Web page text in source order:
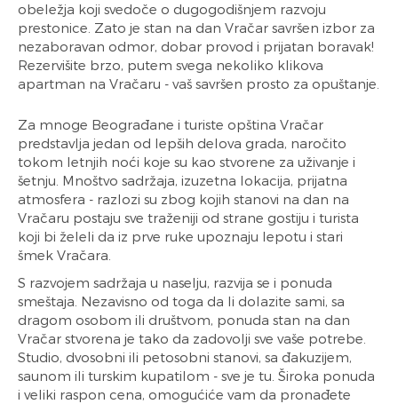
obeležja koji svedoče o dugogodišnjem razvoju
prestonice. Zato je stan na dan Vračar savršen izbor za
nezaboravan odmor, dobar provod i prijatan boravak!
Rezervišite brzo, putem svega nekoliko klikova
apartman na Vračaru - vaš savršen prosto za opuštanje.
Za mnoge Beograđane i turiste opština Vračar
predstavlja jedan od lepših delova grada, naročito
tokom letnjih noći koje su kao stvorene za uživanje i
šetnju. Mnoštvo sadržaja, izuzetna lokacija, prijatna
atmosfera - razlozi su zbog kojih stanovi na dan na
Vračaru postaju sve traženiji od strane gostiju i turista
koji bi želeli da iz prve ruke upoznaju lepotu i stari
šmek Vračara.
S razvojem sadržaja u naselju, razvija se i ponuda
smeštaja. Nezavisno od toga da li dolazite sami, sa
dragom osobom ili društvom, ponuda stan na dan
Vračar stvorena je tako da zadovolji sve vaše potrebe.
Studio, dvosobni ili petosobni stanovi, sa đakuzijem,
saunom ili turskim kupatilom - sve je tu. Široka ponuda
i veliki raspon cena, omogućiće vam da pronađete